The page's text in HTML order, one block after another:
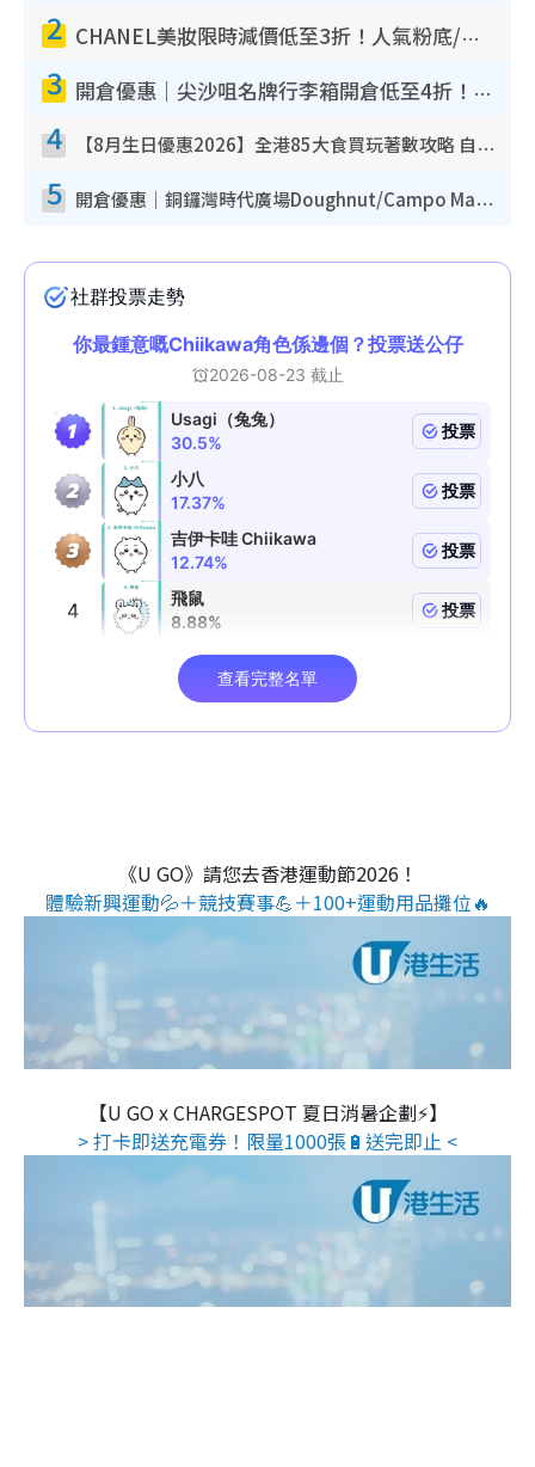
2 CHANEL美妝限時減價低至3折！人氣粉底/唇膏/精華液低至$275！COCO香水都有平
3 開倉優惠｜尖沙咀名牌行李箱開倉低至4折！一連5日 American Tourister/ace./Hallmark $200起！
4 【8月生日優惠2026】全港85大食買玩著數攻略 自助餐/火鍋放題同行免費＋誠品/DONKI送現金券
5 開倉優惠｜銅鑼灣時代廣場Doughnut/Campo Marzio開倉低至1折！背囊、書包、手袋劈價$200起
《U GO》請您去香港運動節2026！
體驗新興運動💦＋競技賽事💪＋100+運動用品攤位🔥
【U GO x CHARGESPOT 夏日消暑企劃⚡】
> 打卡即送充電券！限量1000張🔋送完即止 <